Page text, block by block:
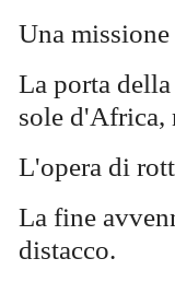
Una
La porta
sole d'Africa,
L'opera di
La fine
distacco.